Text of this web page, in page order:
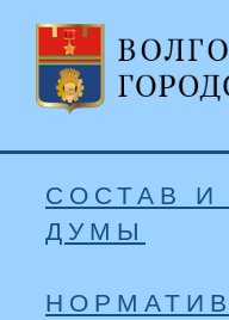
СОСТАВ И
ДУМЫ